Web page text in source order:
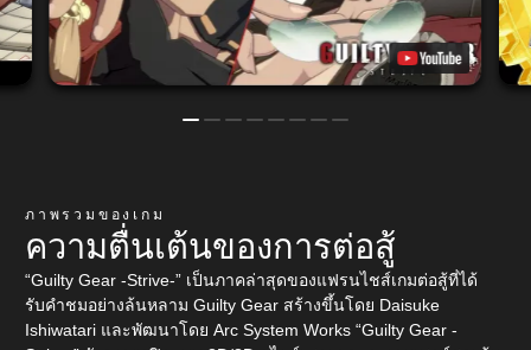
ภาพรวมของเกม
ความตื่นเต้นของการต่อสู้
“Guilty Gear -Strive-” เป็นภาคล่าสุดของแฟรนไชส์เกมต่อสู้ที่ได้
รับคำชมอย่างล้นหลาม Guilty Gear สร้างขึ้นโดย Daisuke
Ishiwatari และพัฒนาโดย Arc System Works “Guilty Gear -